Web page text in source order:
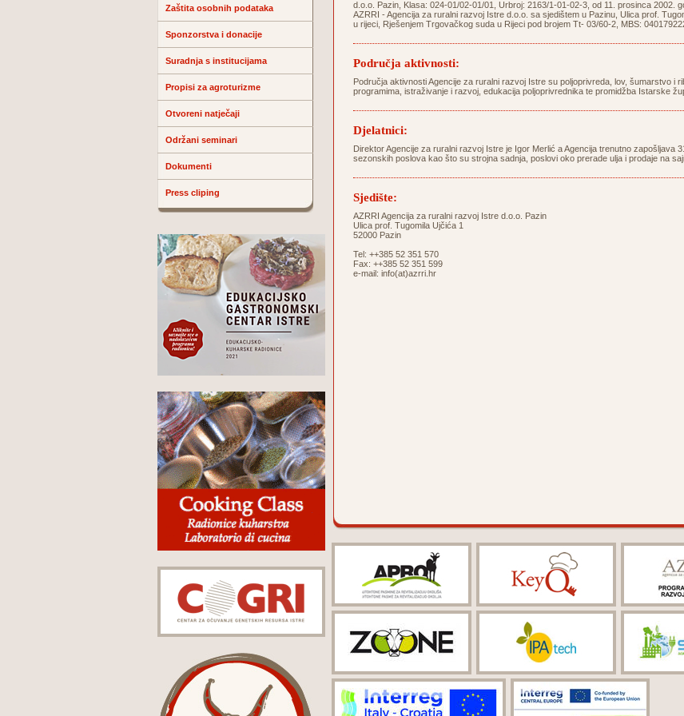
Zaštita osobnih podataka
Sponzorstva i donacije
Suradnja s institucijama
Propisi za agroturizme
Otvoreni natječaji
Održani seminari
Dokumenti
Press cliping
d.o.o. Pazin, Klasa: 024-01/02-01/01, Urbroj: 2163/1-01-02-3, od 11. prosinca 2002.
AZRRI - Agencija za ruralni razvoj Istre d.o.o. sa sjedištem u Pazinu, Ulica prof.
u rijeci, Rješenjem Trgovačkog suda u Rijeci pod brojem Tt- 03/60-2, MBS:
Područja aktivnosti:
Područja aktivnosti Agencije za ruralni razvoj Istre su poljoprivreda, lov, šumarstvo i
programima, istraživanje i razvoj, edukacija poljoprivrednika te promidžba Istarske
Djelatnici:
Direktor Agencije za ruralni razvoj Istre je Igor Merlić a Agencija trenutno zapošljava
sezonskih poslova kao što su strojna sadnja, poslovi oko prerade ulja i prodaje na
Sjedište:
AZRRI Agencija za ruralni razvoj Istre d.o.o. Pazin
Ulica prof. Tugomila Ujčića 1
52000 Pazin
Tel: ++385 52 351 570
Fax: ++385 52 351 599
e-mail: info(at)azrri.hr